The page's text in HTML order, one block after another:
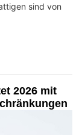
sind von
2026 mit